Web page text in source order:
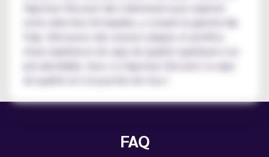
Vapoteur Discount dès maintenant pour explorer
notre sélection d'e-liquides, y compris la gamme My
d'une expérience de vape de qualité supérieure à un
prix abordable. Avec Le Vapoteur Discount, la vape
FAQ